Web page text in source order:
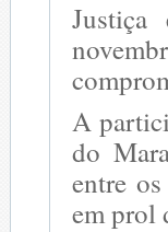
A
do
entre
em prol